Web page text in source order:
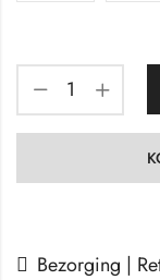
Bezorging |